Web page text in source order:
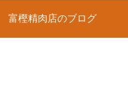
富樫精肉店のブログ